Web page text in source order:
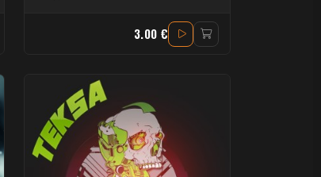
3.00 €